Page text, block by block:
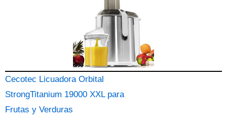
Cecotec Licuadora Orbital
StrongTitanium 19000 XXL para
Frutas y Verduras